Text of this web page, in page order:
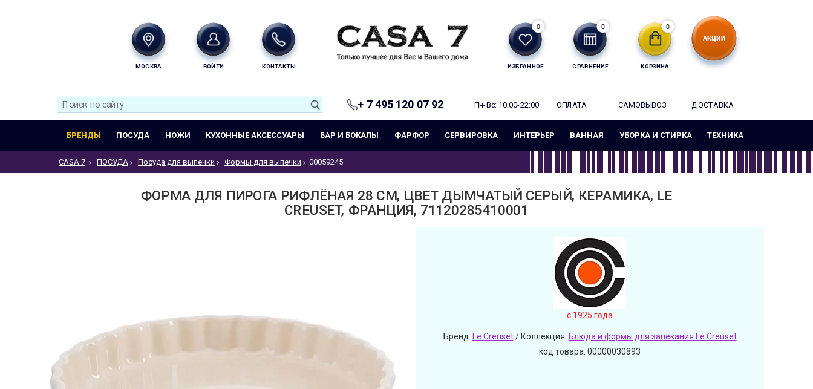
МОСКВА ВОЙТИ КОНТАКТЫ ИЗБРАННОЕ
0
СРАВНЕНИЕ
0
КОРЗИНА
0
+ 7 495 120 07 92 Пн-Вс: 10:00-22:00 ОПЛАТА САМОВЫВОЗ ДОСТАВКА
БРЕНДЫ ПОСУДА НОЖИ КУХОННЫЕ АКСЕССУАРЫ БАР И БОКАЛЫ ФАРФОР СЕРВИРОВКА ИНТЕРЬЕР ВАННАЯ УБОРКА И СТИРКА ТЕХНИКА
CASA 7 ПОСУДА Посуда для выпечки Формы для выпечки 00059245
ФОРМА ДЛЯ ПИРОГА РИФЛЁНАЯ 28 СМ, ЦВЕТ ДЫМЧАТЫЙ СЕРЫЙ, КЕРАМИКА, LE
CREUSET, ФРАНЦИЯ, 71120285410001
c 1925 года
Бренд: Le Creuset/ Коллекция: Блюда и формы для запекания Le Creuset
код товара: 00000030893